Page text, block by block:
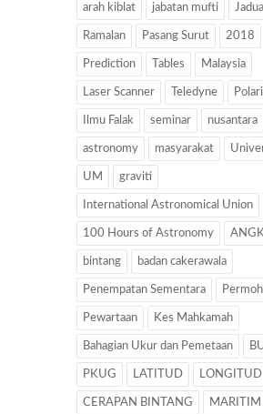
arah kiblat jabatan mufti Jadual
Ramalan Pasang Surut 2018
Prediction Tables Malaysia
Laser Scanner Teledyne
Ilmu Falak seminar nusantara
astronomy masyarakat
UM graviti
International Astronomical Union
100 Hours of Astronomy
bintang badan cakerawala
Penempatan Sementara
Pewartaan Kes Mahkamah
Bahagian Ukur dan Pemetaan
PKUG LATITUD LONGITUD
CERAPAN BINTANG MARITIM